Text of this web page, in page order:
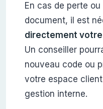
En cas de perte
document, il est
directement votre
Un conseiller
nouveau code ou
votre espace
gestion interne.